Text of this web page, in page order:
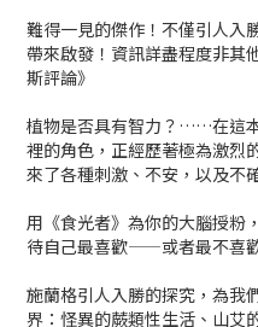
難得一見的傑作！不僅引人入
帶來啟發！資訊詳盡程度非其
斯評論》
植物是否具有智力？……在這
裡的角色，正經歷著極為激烈
來了各種刺激、不安，以及不確
用《食光者》為你的大腦授粉
待自己最喜歡——或者最不喜
施蘭格引人入勝的探究，為我
界：怪異的蕨類性生活、山艾